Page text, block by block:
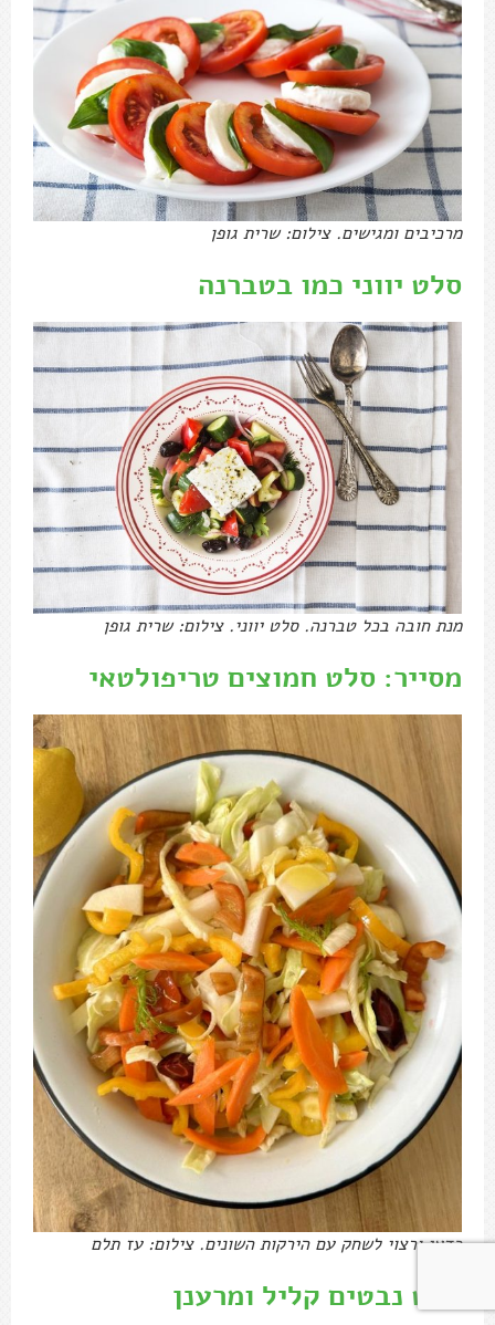
מרכיבים ומגישים. צילום: שרית גופן
סלט יווני כמו בטברנה
מנת חובה בכל טברנה. סלט יווני. צילום: שרית גופן
מסייר: סלט חמוצים טריפולטאי
כדאי ורצוי לשחק עם הירקות השונים. צילום: עז תלם
סלט נבטים קליל ומרענן